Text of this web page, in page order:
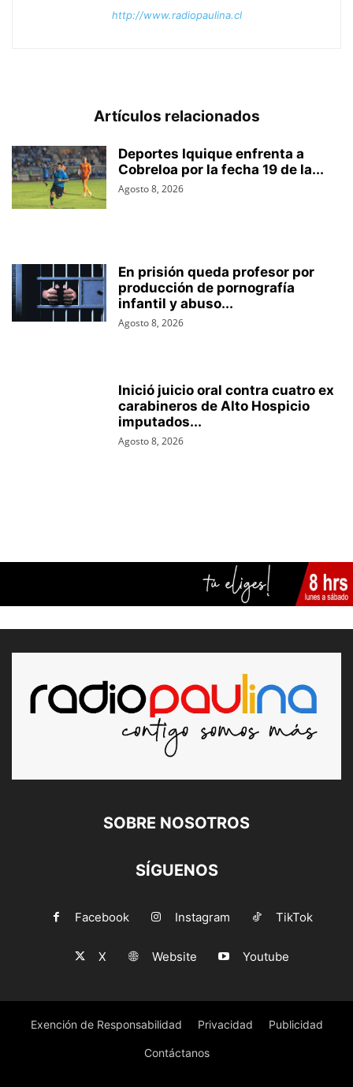
http://www.radiopaulina.cl
Artículos relacionados
Deportes Iquique enfrenta a
Cobreloa por la fecha 19 de la...
Agosto 8, 2026
En prisión queda profesor por
producción de pornografía
infantil y abuso...
Agosto 8, 2026
Inició juicio oral contra cuatro ex
carabineros de Alto Hospicio
imputados...
Agosto 8, 2026
SOBRE NOSOTROS
SÍGUENOS
Facebook Instagram TikTok
X Website Youtube
Exención de Responsabilidad Privacidad Publicidad
Contáctanos